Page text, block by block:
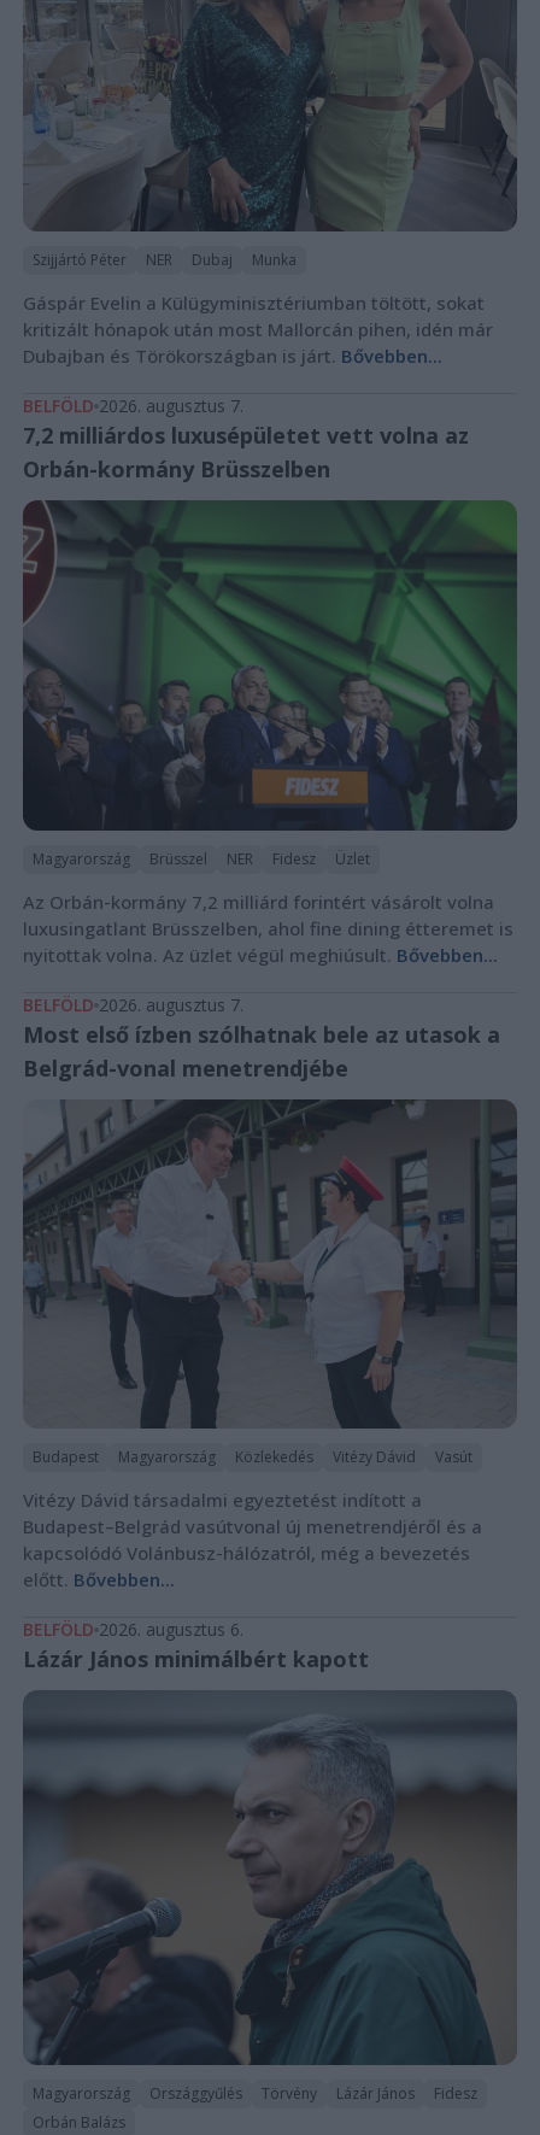
Szijjártó Péter NER Dubaj Munka
Gáspár Evelin a Külügyminisztériumban töltött, sokat
kritizált hónapok után most Mallorcán pihen, idén már
Dubajban és Törökországban is járt. Bővebben...
BELFÖLD 2026. augusztus 7.
7,2 milliárdos luxusépületet vett volna az
Orbán-kormány Brüsszelben
Magyarország Brüsszel NER Fidesz Üzlet
Az Orbán-kormány 7,2 milliárd forintért vásárolt volna
luxusingatlant Brüsszelben, ahol fine dining étteremet is
nyitottak volna. Az üzlet végül meghiúsult. Bővebben...
BELFÖLD 2026. augusztus 7.
Most első ízben szólhatnak bele az utasok a
Belgrád-vonal menetrendjébe
Budapest Magyarország Közlekedés Vitézy Dávid Vasút
Vitézy Dávid társadalmi egyeztetést indított a
Budapest–Belgrád vasútvonal új menetrendjéről és a
kapcsolódó Volánbusz-hálózatról, még a bevezetés
előtt. Bővebben...
BELFÖLD 2026. augusztus 6.
Lázár János minimálbért kapott
Magyarország Országgyűlés Törvény Lázár János
Fidesz
Orbán Balázs